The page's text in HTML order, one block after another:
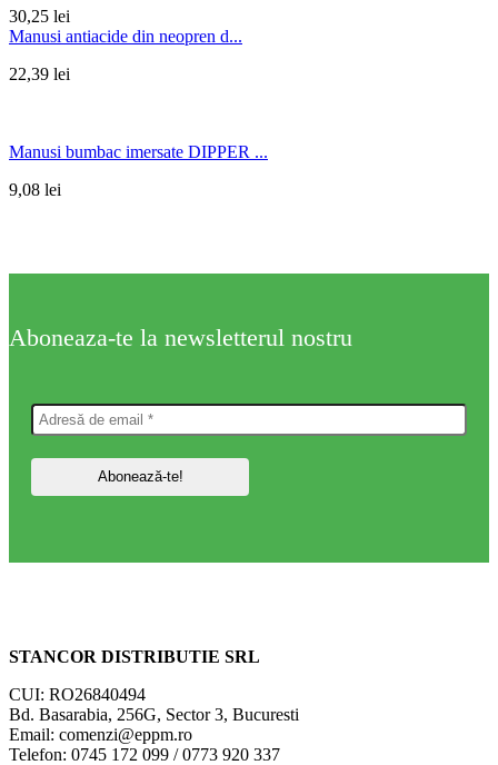
30,25 lei
Manusi antiacide din neopren d...
22,39 lei
Manusi bumbac imersate DIPPER ...
9,08 lei
Aboneaza-te la newsletterul nostru
STANCOR DISTRIBUTIE SRL
CUI: RO26840494
Bd. Basarabia, 256G, Sector 3, Bucuresti
Email: comenzi@eppm.ro
Telefon: 0745 172 099 / 0773 920 337